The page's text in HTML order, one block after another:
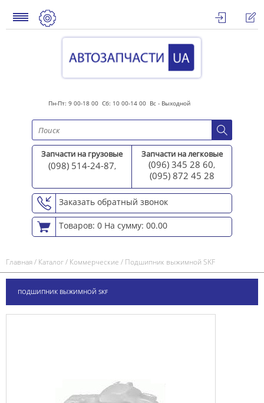
Пн-Пт: 9 00-18 00 Сб: 10 00-14 00 Вс - Выходной
Запчасти на грузовые
(098) 514-24-87,
Запчасти на легковые
(096) 345 28 60,
(095) 872 45 28
Заказать обратный звонок
Товаров: 0 На сумму: 00.00
Главная/ Каталог/ Коммерческие / Подшипник выжимной SKF
ПОДШИПНИК ВЫЖИМНОЙ SKF